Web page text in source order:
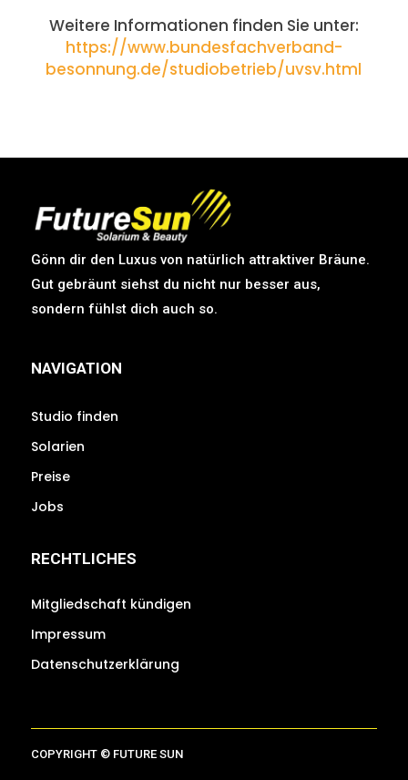
Weitere Informationen finden Sie unter:
https://www.bundesfachverband-
besonnung.de/studiobetrieb/uvsv.html
Gönn dir den Luxus von natürlich attraktiver Bräune.
Gut gebräunt siehst du nicht nur besser aus,
sondern fühlst dich auch so.
NAVIGATION
Studio finden
Solarien
Preise
Jobs
RECHTLICHES
Mitgliedschaft kündigen
Impressum
Datenschutzerklärung
COPYRIGHT © FUTURE SUN